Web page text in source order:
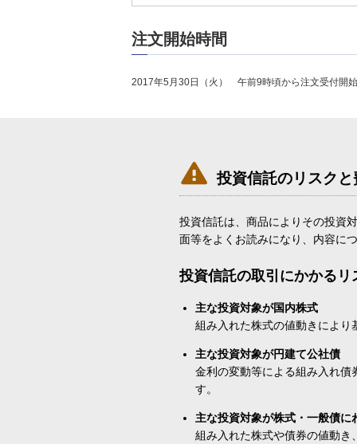
注文開始時間
2017年5月30日（火） 午前9時頃から注文受付開始
 投資信託のリスク
投資信託は、商品によりその投資
面等をよくお読みになり、内容に
投資信託の取引にかかるリ
主な投資対象が国内株式
組み入れた株式の値動きによ
主な投資対象が円建て公社債
金利の変動等による組み入れ
す。
主な投資対象が株式・一般債
組み入れた株式や債券の値動